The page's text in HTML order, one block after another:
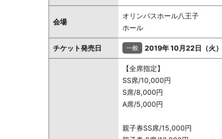
会場
オリンパスホール八王子
ホール
チケット発売日 2019年 10月22日（火）
【全席指定】
SS席/10,000円
S席/8,000円
A席/5,000円
親子券SS席/15,000円